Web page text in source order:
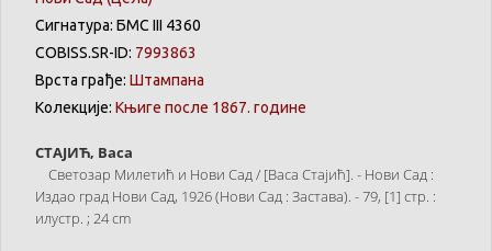
Сигнатура: БМС III 4360
COBISS.SR-ID: 7993863
Врста грађе: Штампана
Колекције: Књиге после 1867. године
СТАЈИЋ, Васа
Светозар Милетић и Нови Сад / [Васа Стајић]. - Нови Сад :
Издао град Нови Сад, 1926 (Нови Сад : Застава). - 79, [1] стр. :
илустр. ; 24 cm